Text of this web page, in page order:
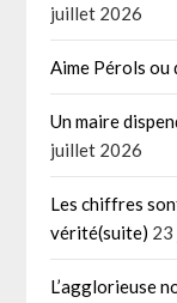
juillet 2026
Aime Pérols ou
Un maire
juillet 2026
Les chiffres
vérité(suite)
L’agglorieuse